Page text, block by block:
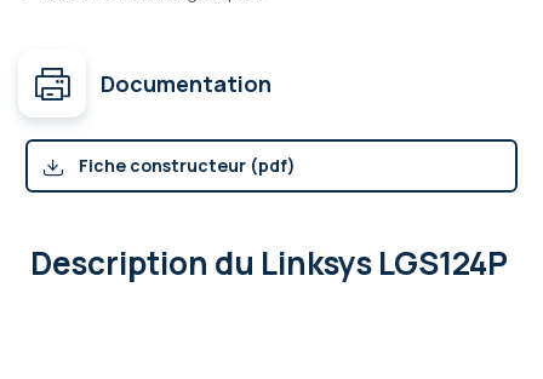
Documentation
Fiche constructeur (pdf)
Description du Linksys LGS124P